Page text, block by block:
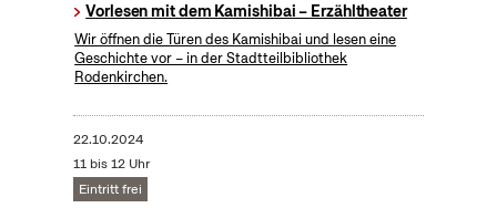
Vorlesen mit dem Kamishibai – Erzähltheater
Wir öffnen die Türen des Kamishibai und lesen eine
Geschichte vor – in der Stadtteilbibliothek
Rodenkirchen.
22.10.2024
11 bis 12 Uhr
Eintritt frei